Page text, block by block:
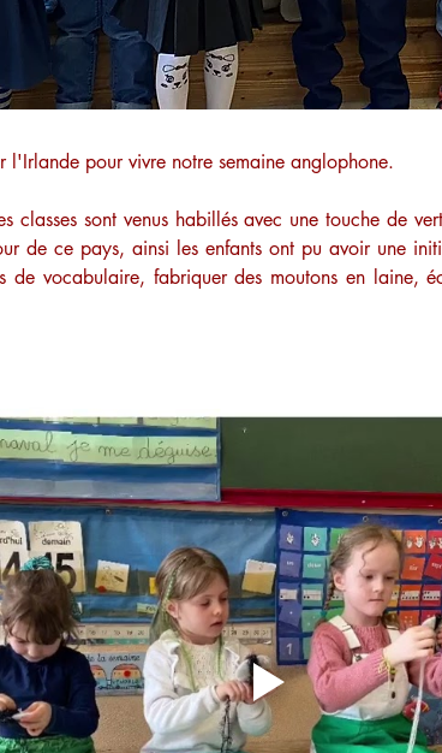
l'Irlande pour vivre notre semaine anglophone.
classes sont venus habillés avec une touche de
de ce pays, ainsi les enfants ont pu avoir une
de vocabulaire, fabriquer des moutons en laine,